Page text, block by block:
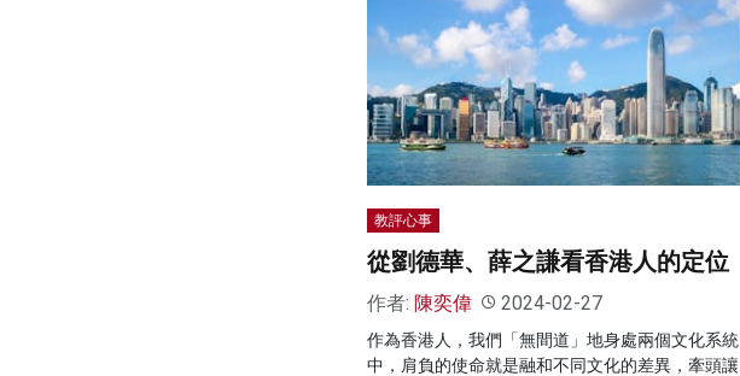
教評心事
從劉德華、薛之謙看香港人的定位
作者: 陳奕偉 2024-02-27
作為香港人，我們「無間道」地身處兩個文化系統
中，肩負的使命就是融和不同文化的差異，牽頭讓